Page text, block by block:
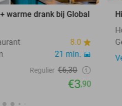
warme drank bij Global
8.0
21 min.
Regulier €6,30
€3,90